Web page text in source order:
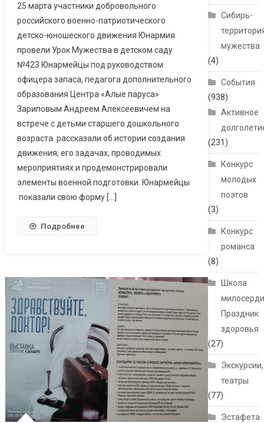
25 марта участники добровольного
российского военно-патриотического
детско-юношеского движения Юнармия
провели Урок Мужества в детском саду
№423 Юнармейцы под руководством
офицера запаса, педагога дополнительного
образования Центра «Алые паруса»
Зариповым Андреем Алексеевичем на
встрече с детьми старшего дошкольного
возраста рассказали об истории создания
движения, его задачах, проводимых
мероприятиях и продемонстрировали
элементы военной подготовки. Юнармейцы
показали свою форму […]
Подробнее
Сибирь-
мужества
(4)
События
(938)
Активное
(231)
Конкурс
молодых
поэтов
(3)
Конкурс
романса
(8)
Школа
Праздник
здоровья
(27)
Экскурсии,
театры
(77)
Эстафета